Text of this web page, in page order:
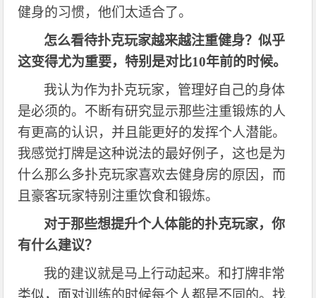
健身的习惯，他们太适合了。
怎么看待扑克玩家越来越注重健身？似乎
这变得尤为重要，特别是对比10年前的时候。
我认为作为扑克玩家，管理好自己的身体
是必须的。不断有研究显示那些注重锻炼的人
有更高的认识，并且能更好的发挥个人潜能。
我感觉打牌是这种说法的最好例子，这也是为
什么那么多扑克玩家喜欢去健身房的原因，而
且豪客玩家特别注重饮食和锻炼。
对于那些想提升个人体能的扑克玩家，你
有什么建议？
我的建议就是马上行动起来。和打牌非常